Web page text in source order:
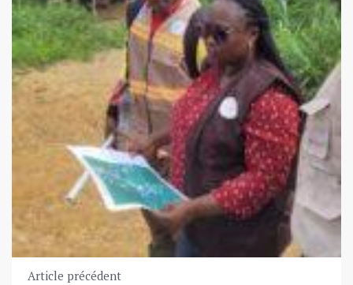
Article précédent